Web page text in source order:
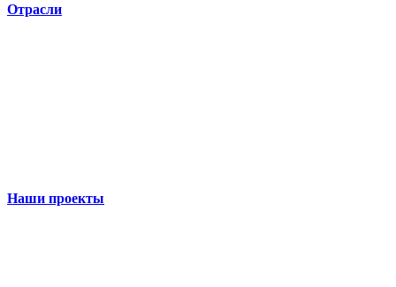
Отрасли
Наши проекты